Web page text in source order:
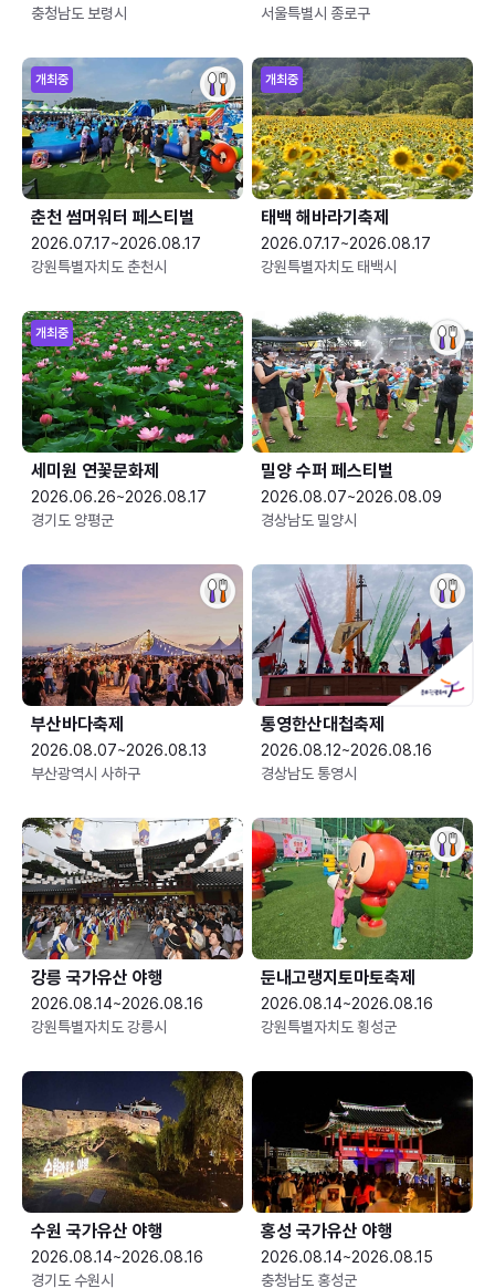
충청남도 보령시
서울특별시 종로구
개최중
춘천 썸머워터 페스티벌
2026.07.17~2026.08.17
강원특별자치도 춘천시
개최중
태백 해바라기축제
2026.07.17~2026.08.17
강원특별자치도 태백시
개최중
세미원 연꽃문화제
2026.06.26~2026.08.17
경기도 양평군
밀양 수퍼 페스티벌
2026.08.07~2026.08.09
경상남도 밀양시
부산바다축제
2026.08.07~2026.08.13
부산광역시 사하구
통영한산대첩축제
2026.08.12~2026.08.16
경상남도 통영시
강릉 국가유산 야행
2026.08.14~2026.08.16
강원특별자치도 강릉시
둔내고랭지토마토축제
2026.08.14~2026.08.16
강원특별자치도 횡성군
수원 국가유산 야행
2026.08.14~2026.08.16
경기도 수원시
홍성 국가유산 야행
2026.08.14~2026.08.15
충청남도 홍성군